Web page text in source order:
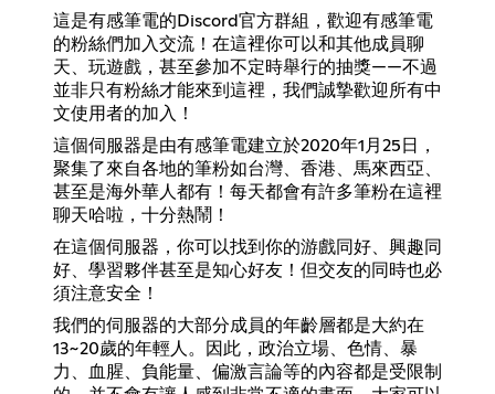
這是有感筆電的Discord官方群組，歡迎有感筆電
的粉絲們加入交流！在這裡你可以和其他成員聊
天、玩遊戲，甚至參加不定時舉行的抽獎——不過
並非只有粉絲才能來到這裡，我們誠摯歡迎所有中
文使用者的加入！
這個伺服器是由有感筆電建立於2020年1月25日，
聚集了來自各地的筆粉如台灣、香港、馬來西亞、
甚至是海外華人都有！每天都會有許多筆粉在這裡
聊天哈啦，十分熱鬧！
在這個伺服器，你可以找到你的游戲同好、興趣同
好、學習夥伴甚至是知心好友！但交友的同時也必
須注意安全！
我們的伺服器的大部分成員的年齡層都是大約在
13~20歲的年輕人。因此，政治立場、色情、暴
力、血腥、負能量、偏激言論等的內容都是受限制